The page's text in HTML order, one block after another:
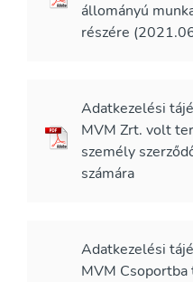
állományú
részére
Adatkezelési
MVM Zrt. volt
személy
számára
Adatkezelési
MVM Csoportba